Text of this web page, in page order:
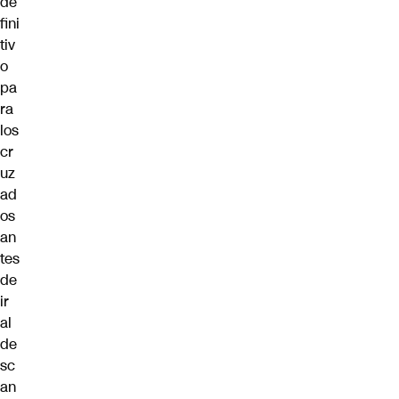
fini
tiv
o
pa
ra
los
cr
uz
ad
os
an
tes
de
ir
al
de
sc
an